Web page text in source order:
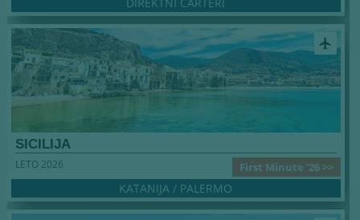
airplanemode_active
SICILIJA
First Minute '26 >>
LETO 2026
KATANIJA / PALERMO